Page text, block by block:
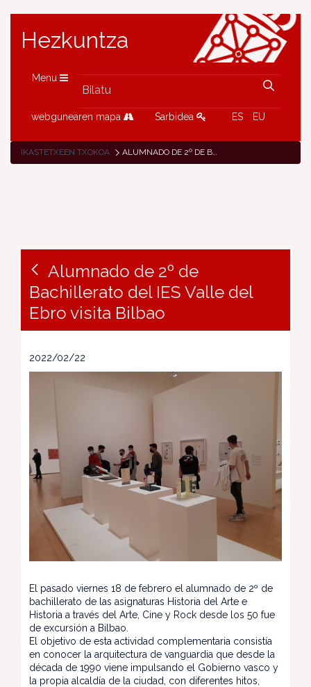
Hezkuntza
Menu
webgunearen mapa Sarbidea ES EU
IKASTETXEEN TXOKOA ALUMNADO DE 2º DE BACHILLERATO DEL IES VALLE DEL EBRO VISITA BILBAO
Alumnado de 2º de
Bachillerato del IES Valle del
Ebro visita Bilbao
2022/02/22
El pasado viernes 18 de febrero el alumnado de 2º de
bachillerato de las asignaturas Historia del Arte e
Historia a través del Arte, Cine y Rock desde los 50 fue
de excursión a Bilbao.
El objetivo de esta actividad complementaria consistía
en conocer la arquitectura de vanguardia que desde la
década de 1990 viene impulsando el Gobierno vasco y
la propia alcaldía de la ciudad, con diferentes hitos,